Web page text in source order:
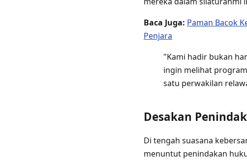
Baca Juga: Paman Bacok
Penjara
"Kami hadir bukan
ingin melihat
satu perwakilan
Desakan
Di tengah suasana
menuntut penindakan